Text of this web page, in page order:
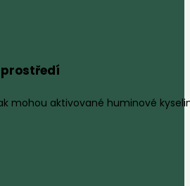
mohou aktivované huminové